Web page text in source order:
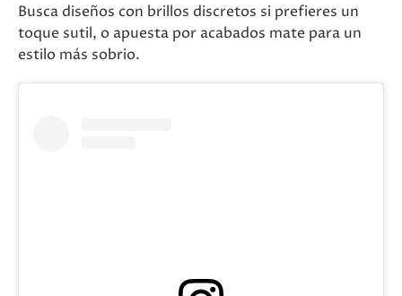
Busca diseños con brillos discretos si prefieres un
toque sutil, o apuesta por acabados mate para un
estilo más sobrio.